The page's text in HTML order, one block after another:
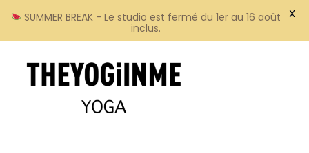
SUMMER BREAK - Le studio est fermé du 1er au 16 août
inclus.
X